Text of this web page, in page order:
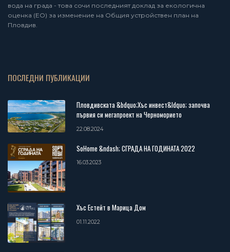
вода на града - това сочи последният доклад за екологична
оценка (ЕО) за изменение на Общия устройствен план на
Пловдив.
ПОСЛЕДНИ ПУБЛИКАЦИИ
Пловдивската &bdquo;Хъс инвест&ldquo; започва
първия си мегапроект на Черноморието
22.08.2024
SoHome &ndash; СГРАДА НА ГОДИНАТА 2022
16.03.2023
Хъс Естейт в Марица Дом
01.11.2022